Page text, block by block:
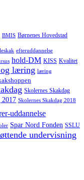
BMIS Børnenes Hovedstad
efteruddannelse
hold-DM KISS Kvalitet
læring læring
Skolernes Skakdag
2017 Skolernes Skakdag 2018
uddannelse
Spar Nord Fonden SSLU
undervisning